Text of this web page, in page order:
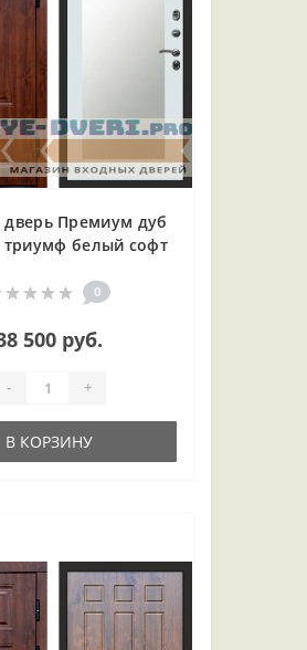
дверь Премиум дуб
триумф белый софт
0
500 руб.
- +
В КОРЗИНУ